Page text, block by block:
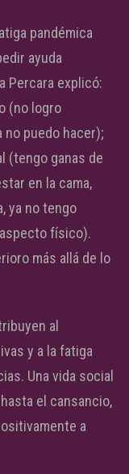
pandémica
ayuda
Percara explicó:
(no logro
no puedo hacer);
(tengo ganas de
en la cama,
ya no tengo
físico).
más allá de lo
al
y a la fatiga
Una vida social
el cansancio,
a